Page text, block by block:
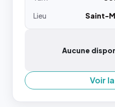
Lieu
Saint-
Aucune
Voir